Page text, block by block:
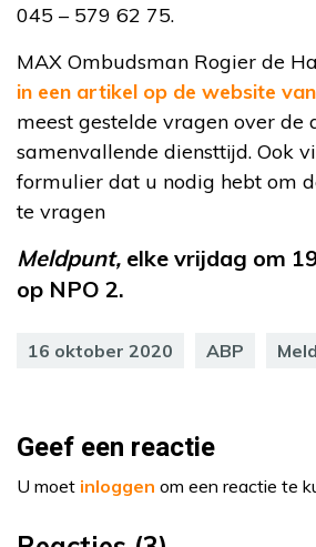
045 – 579 62 75.
MAX Ombudsman Rogier de
in een artikel op de website
meest gestelde vragen over de
samenvallende diensttijd. Ook
formulier dat u nodig hebt om
te vragen
Meldpunt, elke vrijdag om
op NPO 2.
16 oktober 2020 ABP
Geef een reactie
U moet inloggen om een reactie te